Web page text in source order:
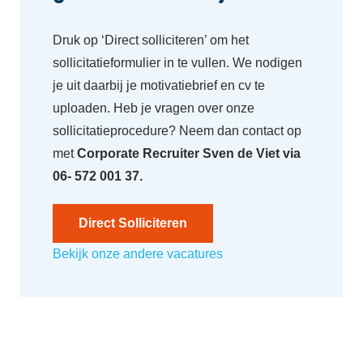
Druk op ‘Direct solliciteren’ om het
sollicitatieformulier in te vullen. We nodigen
je uit daarbij je motivatiebrief en cv te
uploaden. Heb je vragen over onze
sollicitatieprocedure? Neem dan contact op
metCorporate Recruiter Sven de Viet via
06- 572 001 37.
Direct Solliciteren
Bekijk onze andere vacatures